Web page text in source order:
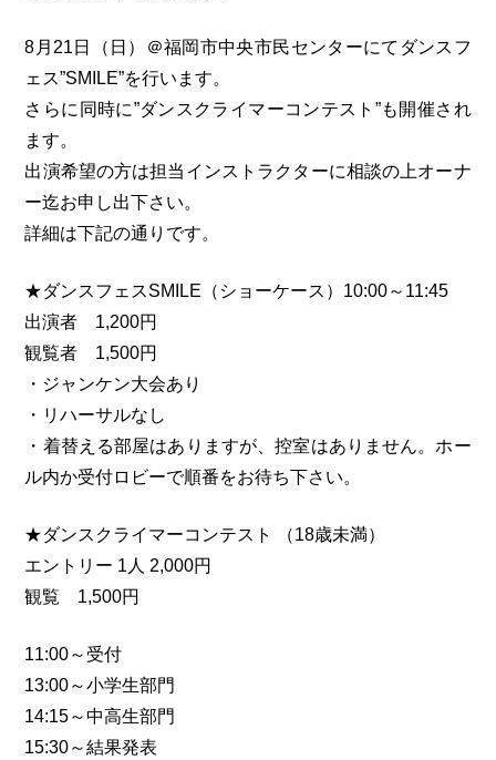
8月21日（日）＠福岡市中央市民センターにてダンスフ
ェス”SMILE”を行います。
さらに同時に”ダンスクライマーコンテスト”も開催され
ます。
出演希望の方は担当インストラクターに相談の上オーナ
ー迄お申し出下さい。
詳細は下記の通りです。
★ダンスフェスSMILE（ショーケース）10:00～11:45
出演者 1,200円
観覧者 1,500円
・ジャンケン大会あり
・リハーサルなし
・着替える部屋はありますが、控室はありません。ホー
ル内か受付ロビーで順番をお待ち下さい。
★ダンスクライマーコンテスト （18歳未満）
エントリー 1人 2,000円
観覧 1,500円
11:00～受付
13:00～小学生部門
14:15～中高生部門
15:30～結果発表